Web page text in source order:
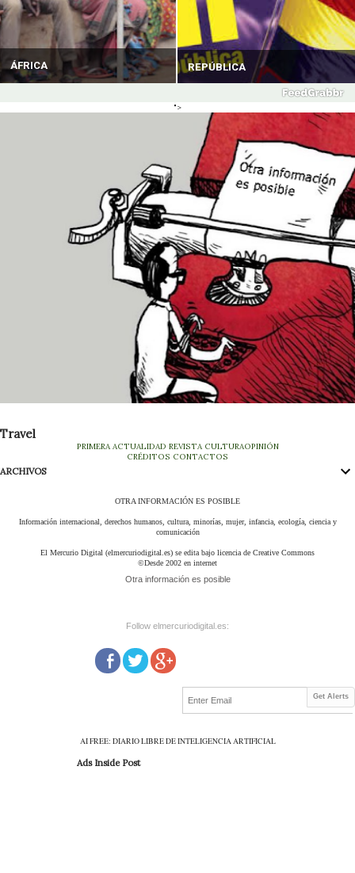
ÁFRICA REPÚBLICA
">
Travel
PRIMERA ACTUALIDAD REVISTA CULTURAOPINIÓN
CRÉDITOS CONTACTOS
ARCHIVOS
OTRA INFORMACIÓN ES POSIBLE
Información internacional, derechos humanos, cultura, minorías, mujer, infancia, ecología, ciencia y
comunicación
El Mercurio Digital (elmercuriodigital.es) se edita bajo licencia de Creative Commons
©Desde 2002 en internet
Otra información es posible
Follow elmercuriodigital.es:
Get Alerts
AI FREE: DIARIO LIBRE DE INTELIGENCIA ARTIFICIAL
Ads Inside Post